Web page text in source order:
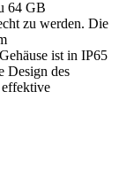
64 GB
zu werden. Die
ist in IP65
Design des